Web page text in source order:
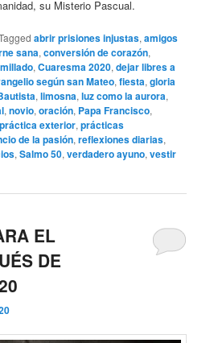
su Misterio Pascual.
abrir prisiones injustas,amigos
sana,conversión de corazón,
,Cuaresma 2020,dejar libres a
según san Mateo,fiesta,gloria
,limosna,luz como la aurora,
,novio,oración, Papa Francisco,
práctica exterior,prácticas
de la pasión,reflexiones diarias,
,Salmo 50,verdadero ayuno,vestir
EL
DE